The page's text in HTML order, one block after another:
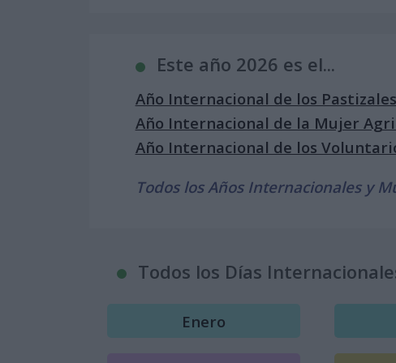
Este año 2026 es el...
Año Internacional de los
Año Internacional de la Mujer
Año Internacional de los
Todos los Años Internacionales y
Todos los Días
Enero